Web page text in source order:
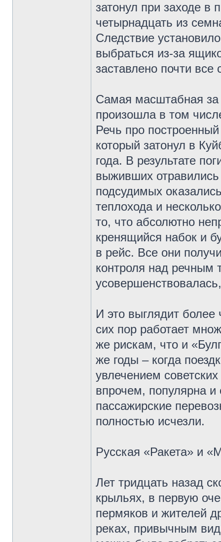
затонул при заходе в
четырнадцать из
Следствие
выбраться из-за
заставлено почти все
Самая масштабная за
произошла в том
Речь про
который затонул в
года. В результате
выживших
подсудимых
теплохода и
то, что абсолютно
кренящийся набок и
в рейс. Все они
контроля над речным
И это выглядит
сих пор работает
же рискам, что и
же годы – когда
увлечением
впрочем, популярна и
пассажирские
полностью исчезли.
Русская «Ракета» и
Лет тридцать назад
крыльях, в первую
пермяков и жителей
реках, привычным